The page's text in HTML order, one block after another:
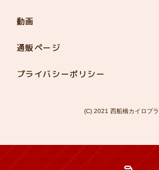
動画
通販ページ
プライバシーポリシー
(C) 2021 西船橋カイロプ